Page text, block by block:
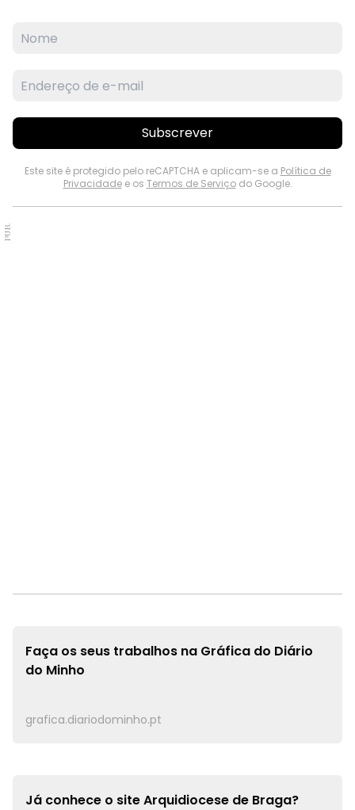
Subscrever
Este site é protegido pelo reCAPTCHA e aplicam-se a Política de
Privacidadee os Termos de Serviçodo Google.
PUB.
Faça os seus trabalhos na Gráfica do Diário
do Minho
grafica.diariodominho.pt
Já conhece o siteArquidiocese de Braga?